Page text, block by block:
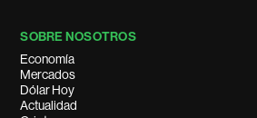
SOBRE NOSOTROS
Economía
Mercados
Dólar Hoy
Actualidad